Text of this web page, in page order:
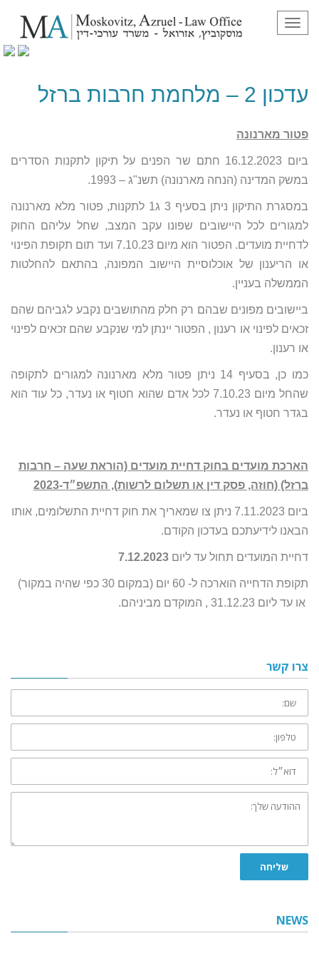
תפריט
עדכון 2 – מלחמת חרבות ברזל
פטור מארנונה
ביום 16.12.2023 חתם שר הפנים על תיקון לתקנות הסדרים
במשק המדינה (הנחה מארנונה) תשנ"ג – 1993.
במסגרת התיקון ניתן בסעיף 3 ג1 לתקנות, פטור מלא מארנונה
למגורים לכל היישובים שפונו עקב המצב, שחל עליהם החוק
לדחיית מועדים. הפטור הוא מיום 7.10.23 ועד תום תקופת הפינוי
או הריענון של אוכלוסיית היישוב המפונה, בהתאם להחלטות
הממשלה בעניין.
ביישובים מפונים שבהם רק חלק מהתושבים נקבע לגביהם שהם
זכאים לפינוי או רענון , הפטור יינתן למי שנקבע שהם זכאים לפינוי
או רענון.
כמו כן, בסעיף 14 ניתן פטור מלא מארנונה למגורים לתקופה
שהחל מיום 7.10.23 לכל אדם שהוא חטוף או נעדר, כל עוד הוא
בגדר חטוף או נעדר.
הארכת מועדים בחוק דחיית מועדים (הוראת שעה – חרבות
ברזל) (חוזה, פסק דין או תשלום לרשות), התשפ״ד-2023
ביום 7.11.2023 ניתן צו שמאריך את חוק דחיית התשלומים, אותו
הבאנו לידיעתכם בעדכון הקודם.
דחיית המועדים תחול עד ליום 7.12.2023
תקופת הדחייה הוארכה ל- 60 יום (במקום 30 כפי שהיה במקור)
או עד ליום 31.12.23 , המוקדם מביניהם.
צרו קשר
שם:
טלפון:
דוא״ל:
ההודעה
שלך:
שליחה
NEWS